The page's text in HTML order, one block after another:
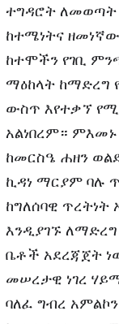
ተግዳሮት ለመወጣት
ከተሜነትና
ከተሞችን የገቢ
ማዕከላት ከማድረግ
ውስጥ እየተቃኘ
አልነበረም።
ከመርስዔ ሐዘን
ኪዳነ ማርያም ባሉ
ከግለሰባዊ
እንዲያገኙ
ቤቶች አደረጃጀት
መሠረታዊ ነገረ
ባለፈ ግብረ አምልኮን